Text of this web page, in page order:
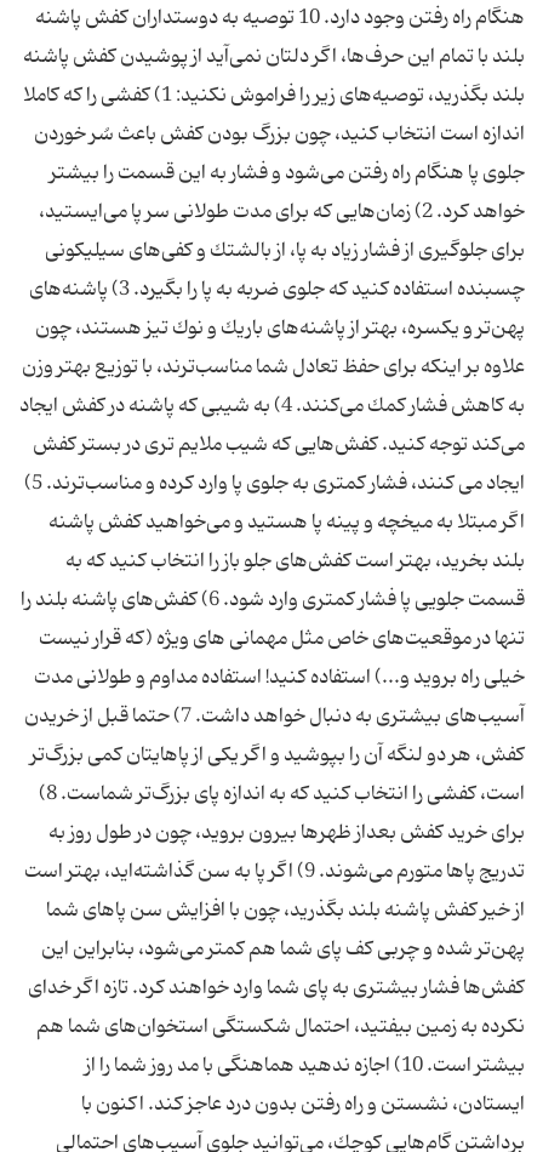
هنگام راه رفتن وجود دارد. 10 توصیه به دوستداران كفش پاشنه
بلند با تمام این حرف‌ها، اگر دلتان نمی‌آید از پوشیدن كفش پاشنه
بلند بگذرید، توصیه‌های زیر را فراموش نكنید: 1) كفشی را كه كاملا
اندازه است انتخاب كنید، چون بزرگ بودن كفش باعث سُر خوردن
جلوی پا هنگام راه رفتن می‌شود و فشار به این قسمت را بیشتر
خواهد كرد. 2) زمان‌هایی كه برای مدت طولانی سر پا می‌ایستید،
برای جلوگیری از فشار زیاد به پا، از بالشتك و كفی‌های سیلیكونی
چسبنده استفاده كنید كه جلوی ضربه به پا را بگیرد. 3) پاشنه‌های
پهن‌تر و یكسره، بهتر از پاشنه‌های باریك و نوك تیز هستند، چون
علاوه بر اینكه برای حفظ تعادل شما مناسب‌ترند، با توزیع بهتر وزن
به كاهش فشار كمك می‌كنند. 4) به شیبی كه پاشنه در كفش ایجاد
می‌كند توجه كنید. كفش‌هایی كه شیب ملایم تری در بستر كفش
ایجاد می كنند، فشار كمتری به جلوی پا وارد كرده و مناسب‌ترند. 5)
اگر مبتلا به میخچه و پینه پا هستید و می‌خواهید كفش پاشنه
بلند بخرید، بهتر است كفش‌های جلو باز را انتخاب كنید كه به
قسمت جلویی پا فشار كمتری وارد شود. 6) كفش‌های پاشنه بلند را
تنها در موقعیت‌های خاص مثل مهمانی های ویژه (كه قرار نیست
خیلی راه بروید و...) استفاده ‌كنید! استفاده مداوم و طولانی مدت
آسیب‌های بیشتری به دنبال خواهد داشت. 7) حتما قبل از خریدن
كفش، هر دو لنگه آن را بپوشید و اگر یكی از پاهایتان كمی بزرگ‌تر
است، كفشی را انتخاب كنید كه به اندازه پای بزرگ‌تر شماست. 8)
برای خرید كفش بعداز ظهر‌ها بیرون بروید، چون در طول روز به
تدریج پاها متورم می‌شوند. 9) اگر پا به سن گذاشته‌اید، بهتر است
از خیر كفش پاشنه بلند بگذرید، چون با افزایش سن پاهای شما
پهن‌تر شده و چربی كف پای شما هم كمتر می‌شود، بنابراین این
كفش‌ها فشار بیشتری به پای شما وارد خواهند كرد. تازه اگر خدای
نکرده به زمین بیفتید، احتمال شكستگی استخوان‌های شما هم
بیشتر است. 10) اجازه ندهید هماهنگی با مد روز شما را از
ایستادن، نشستن و راه رفتن بدون درد عاجز كند. اكنون با
برداشتن گام‌هایی كوچك، می‌توانید جلوی آسیب‌های احتمالی